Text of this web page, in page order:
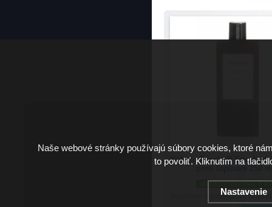
Noberu Dandruff Eucalypt
skladom viac než 5 ks
Doručenie: v pondelok
Naše webové stránky používajú súbory cookies, ktoré
to povoliť. Kliknutím na
Nastavenie